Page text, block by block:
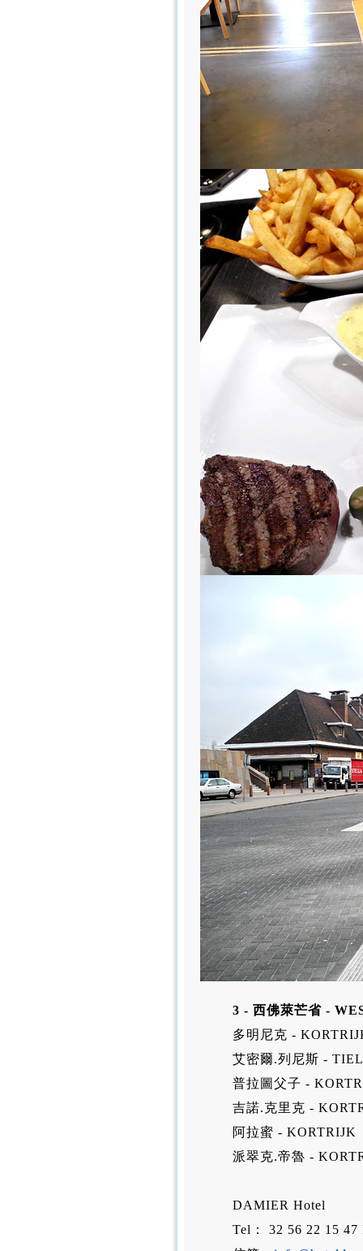
3 - 西佛萊芒省 -
多明尼克 -
艾密爾.列尼斯 -
普拉圖父子 -
吉諾.克里克 -
阿拉蜜 - KORTRIJK
派翠克.帝魯 -
DAMIER Hotel
Tel： 32 56 22 15 47